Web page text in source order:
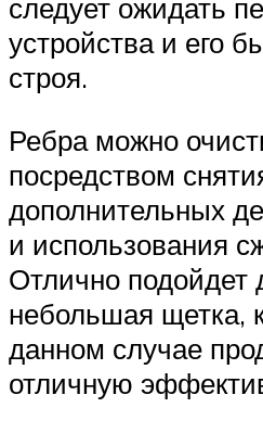
следует ожидать
устройства и его
строя.
Ребра можно
посредством
дополнительных
и использования
Отлично подойдет
небольшая щетка,
данном случае
отличную